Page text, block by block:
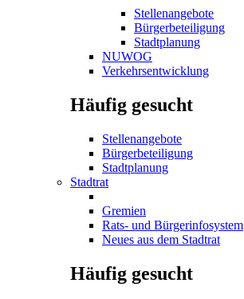
Stellenangebote
Bürgerbeteiligung
Stadtplanung
NUWOG
Verkehrsentwicklung
Häufig gesucht
Stellenangebote
Bürgerbeteiligung
Stadtplanung
Stadtrat
Gremien
Rats- und Bürgerinfosystem
Neues aus dem Stadtrat
Häufig gesucht